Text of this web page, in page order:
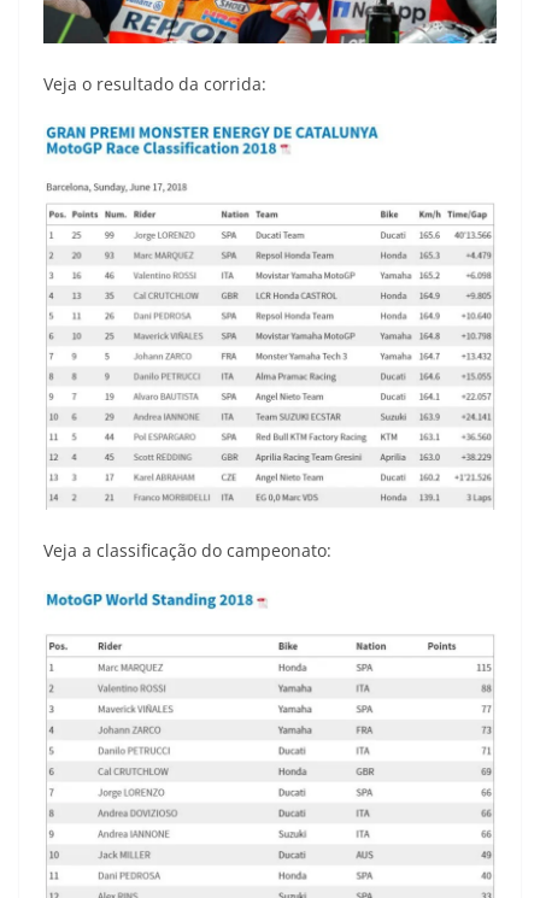
Veja o resultado da corrida:
Veja a classificação do campeonato: